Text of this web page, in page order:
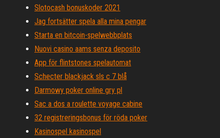
Slotocash bonuskoder 2021
Jag fortsätter spela alla mina pengar
Starta en bitcoin-spelwebbplats
Nuovi casino aams senza deposito
App för flintstones spelautomat
Schecter blackjack sls c 7 blå
Darmowy poker online gry pl
Sac a dos a roulette voyage cabine
32 registreringsbonus för röda poker
Kasinospel kasinospel